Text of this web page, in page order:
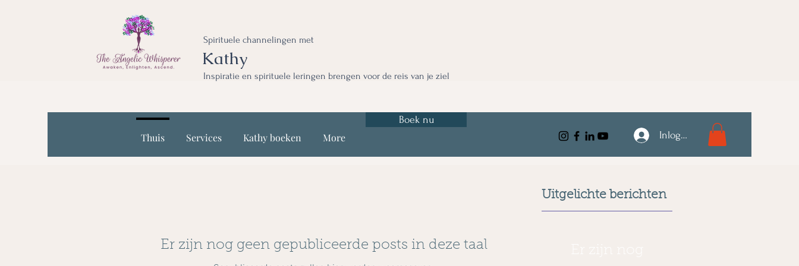
Kathy
Inspiratie en spirituele leringen brengen voor de reis van je ziel
Spirituele channelingen met
Thuis Services Kathy boeken More
Boek nu
Inloggen
Uitgelichte berichten
Er zijn nog geen gepubliceerde posts in deze taal